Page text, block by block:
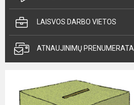
LAISVOS DARBO VIETOS
ATNAUJINIMŲ PRENUMERATA